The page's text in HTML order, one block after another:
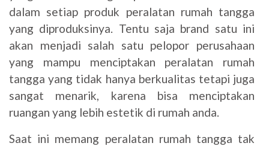
dalam setiap produk peralatan rumah tangga
yang diproduksinya. Tentu saja brand satu ini
akan menjadi salah satu pelopor perusahaan
yang mampu menciptakan peralatan rumah
tangga yang tidak hanya berkualitas tetapi juga
sangat menarik, karena bisa menciptakan
ruangan yang lebih estetik di rumah anda.
Saat ini memang peralatan rumah tangga tak